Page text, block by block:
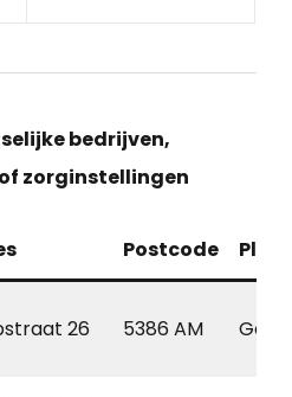
bedrijven,
zorginstellingen
Postcode
26 5386 AM